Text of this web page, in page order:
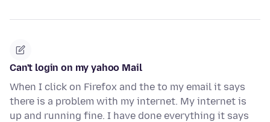
Can't login on my yahoo Mail
When I click on Firefox and the to my email it says
there is a problem with my internet. My internet is
up and running fine. I have done everything it says